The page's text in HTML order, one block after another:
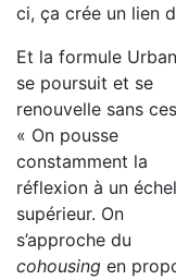
ci, ça crée un lien
Et la formule
se poursuit et se
renouvelle sans
« On pousse
constamment la
réflexion à un
supérieur. On
s’approche du
cohousing en